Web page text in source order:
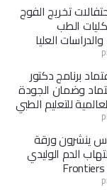
تخريج الفوج
الطب
العليا
برنامج دكتور
وضمان الجودة
للتعليم الطبي
ينشرون ورقة
الدم الوليدي